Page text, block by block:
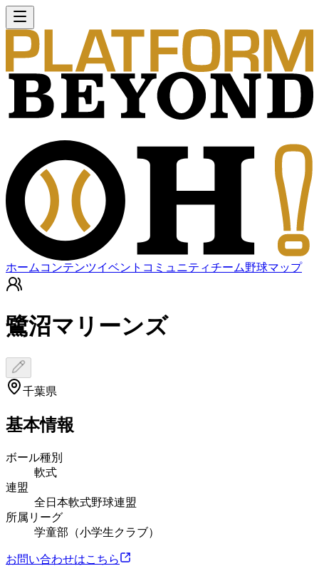
ホーム コンテンツイベント コミュニティチーム野球マップ
鷺沼マリーンズ
千葉県
基本情報
ボール種別
軟式
連盟
全日本軟式野球連盟
所属リーグ
学童部（小学生クラブ）
お問い合わせはこちら